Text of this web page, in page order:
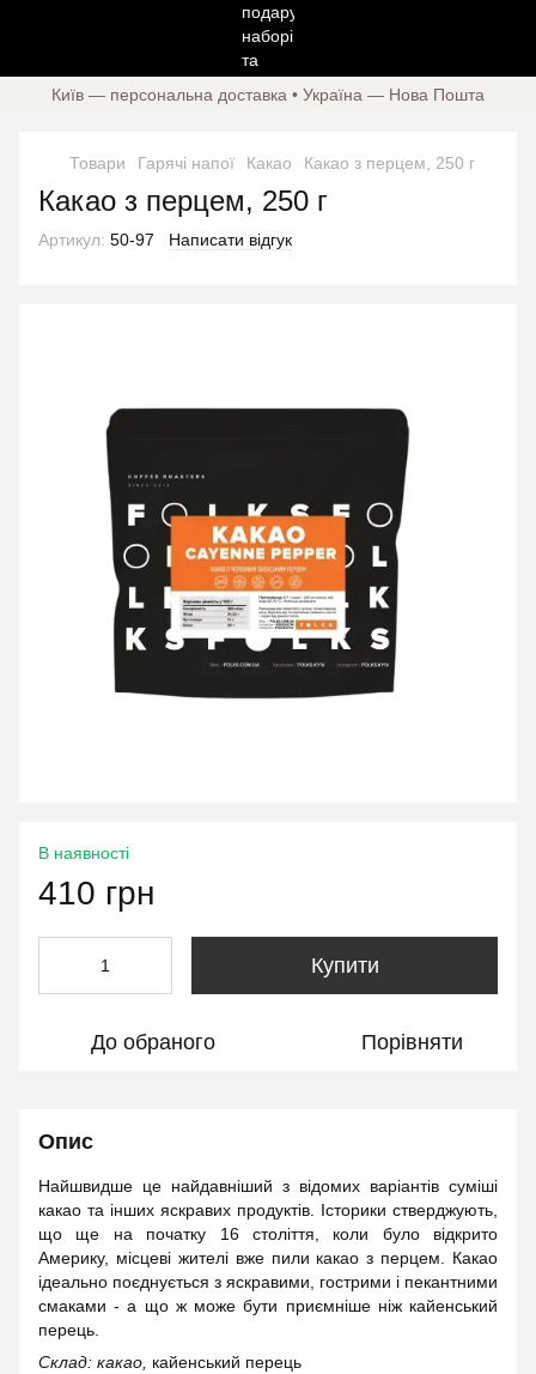
Київ — персональна доставка • Україна — Нова Пошта
Товари Гарячі напої Какао Какао з перцем, 250 г
Какао з перцем, 250 г
Артикул: 50-97 Написати відгук
В наявності
410 грн
Купити
До обраного Порівняти
Опис
Найшвидше це найдавніший з відомих варіантів суміші
какао та інших яскравих продуктів. Історики стверджують,
що ще на початку 16 століття, коли було відкрито
Америку, місцеві жителі вже пили какао з перцем. Какао
ідеально поєднується з яскравими, гострими і пекантними
смаками - а що ж може бути приємніше ніж кайенський
перець.
Склад: какао, кайенський перець